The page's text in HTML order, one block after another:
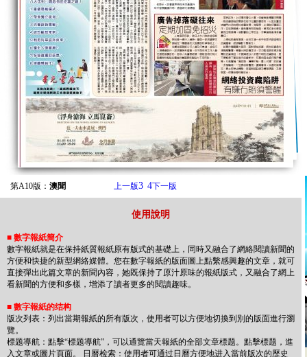
使用說明
■ 數字報紙簡介
數字報紙就是在保持紙質報紙原有版式的基礎上，同時又融合了網絡閱讀新聞的
方便和快捷的新型網絡媒體。您在數字報紙的版面圖上點繫感興趣的文章，就可
直接彈出此篇文章的新聞內容，她既保持了原汁原味的報紙版式，又融合了網上
看新聞的方便和多樣，增添了讀者更多的閱讀趣味。
■ 數字報紙的结构
版次列表：列出當期報紙的所有版次，使用者可以方便地切換到別的版面進行瀏
覽。
標题導航：點擊“標题導航”，可以通覽當天報紙的全部文章標题。點擊標题，進
入文章或圖片頁面。 日曆检索：使用者可通过日曆方便地进入當前版次的歷史
第A10版： 澳聞 上一版3 4下一版